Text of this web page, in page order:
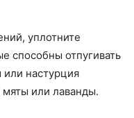
уплотните
способны отпугивать
настурция
мяты или лаванды.